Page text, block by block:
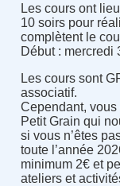
Les cours ont
10 soirs pour
complètent le
Début : mercredi
Les cours sont
associatif.
Cependant,
Petit Grain qui
si vous n’êtes
toute l’année
minimum 2€ et
ateliers et